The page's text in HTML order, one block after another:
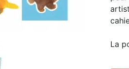
La